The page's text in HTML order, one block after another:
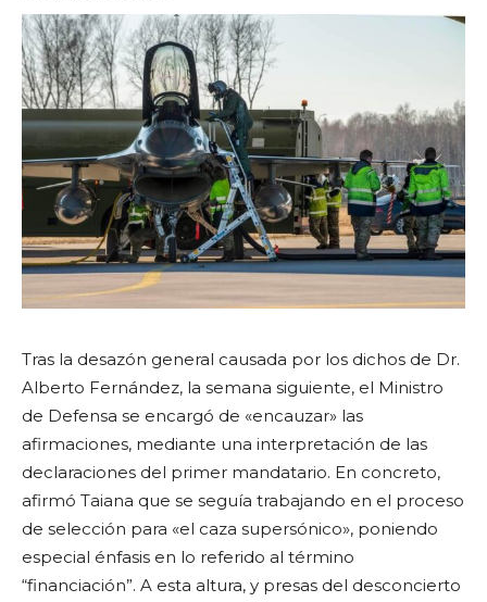
Tras la desazón general causada por los dichos de Dr.
Alberto Fernández, la semana siguiente, el Ministro
de Defensa se encargó de «encauzar» las
afirmaciones, mediante una interpretación de las
declaraciones del primer mandatario. En concreto,
afirmó Taiana que se seguía trabajando en el proceso
de selección para «el caza supersónico», poniendo
especial énfasis en lo referido al término
“financiación”. A esta altura, y presas del desconcierto